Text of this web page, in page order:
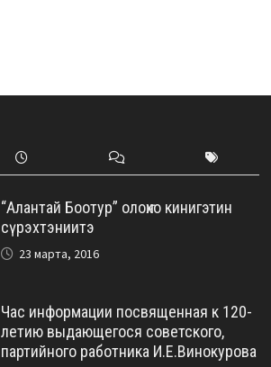
“Алантай Боотур” олоҥхо кинигэтин
сүрэхтэниитэ
23 марта, 2016
Час информации посвященная к 120-
летию выдающегося советского,
партийного работника И.Е.Винокурова